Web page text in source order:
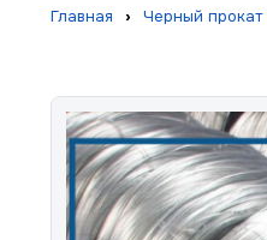
Главная › Черный прокат